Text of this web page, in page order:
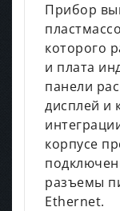
Прибор
которого
и плата
панели
дисплей и
корпусе
разъемы
Ethernet.